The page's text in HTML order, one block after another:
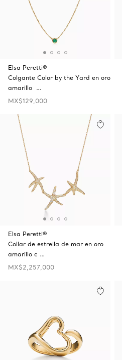
Elsa Peretti®
Colgante Color by the Yard en oro
amarillo …
MX$129,000
Elsa Peretti®
Collar de estrella de mar en oro
amarillo c …
MX$2,257,000